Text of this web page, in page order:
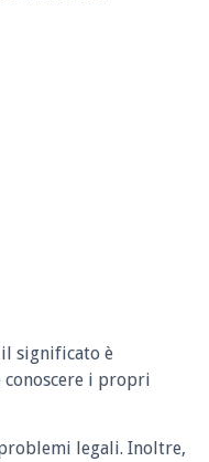
significato è
i propri
legali. Inoltre,